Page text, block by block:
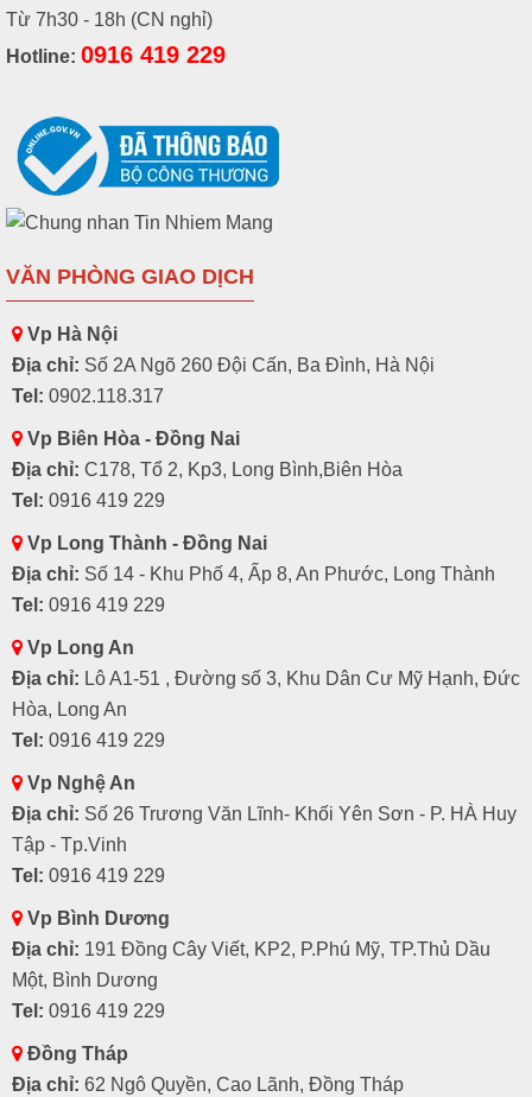
Từ 7h30 - 18h (CN nghỉ)
Hotline: 0916 419 229
VĂN PHÒNG GIAO DỊCH
Vp Hà Nội
Địa chỉ: Số 2A Ngõ 260 Đội Cấn, Ba Đình, Hà Nội
Tel: 0902.118.317
Vp Biên Hòa - Đồng Nai
Địa chỉ: C178, Tổ 2, Kp3, Long Bình,Biên Hòa
Tel: 0916 419 229
Vp Long Thành - Đồng Nai
Địa chỉ: Số 14 - Khu Phố 4, Ấp 8, An Phước, Long Thành
Tel: 0916 419 229
Vp Long An
Địa chỉ: Lô A1-51 , Đường số 3, Khu Dân Cư Mỹ Hạnh, Đức
Hòa, Long An
Tel: 0916 419 229
Vp Nghệ An
Địa chỉ: Số 26 Trương Văn Lĩnh- Khối Yên Sơn - P. HÀ Huy
Tập - Tp.Vinh
Tel: 0916 419 229
Vp Bình Dương
Địa chỉ: 191 Đồng Cây Viết, KP2, P.Phú Mỹ, TP.Thủ Dầu
Một, Bình Dương
Tel: 0916 419 229
Đồng Tháp
Địa chỉ: 62 Ngô Quyền, Cao Lãnh, Đồng Tháp